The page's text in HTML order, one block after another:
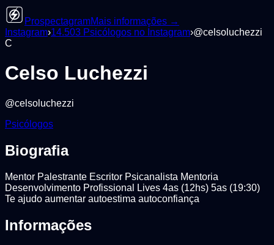
ProspectagramMais informações →
Instagram›14.503 Psicólogos no Instagram›@celsoluchezzi
C
Celso Luchezzi
@celsoluchezzi
Psicólogos
Biografia
Mentor Palestrante Escritor Psicanalista Mentoria
Desenvolvimento Profissional Lives 4as (12hs) 5as (19:30)
Te ajudo aumentar autoestima autoconfiança
Informações